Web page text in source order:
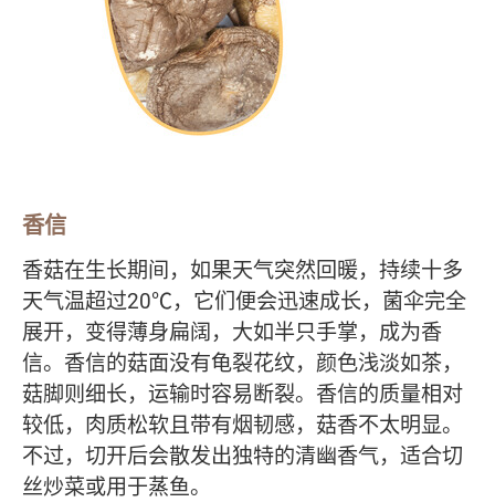
香信
香菇在生长期间，如果天气突然回暖，持续十多
天气温超过20℃，它们便会迅速成长，菌伞完全
展开，变得薄身扁阔，大如半只手掌，成为香
信。香信的菇面没有龟裂花纹，颜色浅淡如茶，
菇脚则细长，运输时容易断裂。香信的质量相对
较低，肉质松软且带有烟韧感，菇香不太明显。
不过，切开后会散发出独特的清幽香气，适合切
丝炒菜或用于蒸鱼。